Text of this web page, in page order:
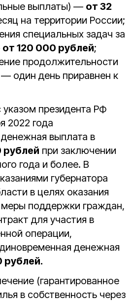
выплаты) — от 32
на территории России;
специальных задач за
от 120 000 рублей;
продолжительности
один день приравнен к
указом президента РФ
2022 года
выплата в
рублей при заключении
года и более. В
губернатора
в целях оказания
поддержки граждан,
для участия в
операции,
денежная
рублей.
(гарантированное
в собственность через